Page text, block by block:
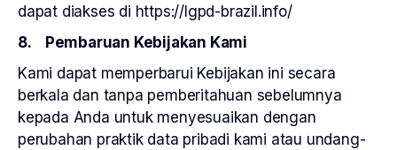
dapat diakses di https://lgpd-brazil.info/
8. Pembaruan Kebijakan Kami
Kami dapat memperbarui Kebijakan ini secara
berkala dan tanpa pemberitahuan sebelumnya
kepada Anda untuk menyesuaikan dengan
perubahan praktik data pribadi kami atau undang-